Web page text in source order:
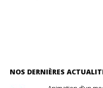
NOS DERNIÈRES